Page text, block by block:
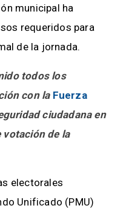
municipal ha
requeridos para
de la jornada.
todos los
con la Fuerza
ciudadana en
votación de la
electorales
Unificado (PMU)